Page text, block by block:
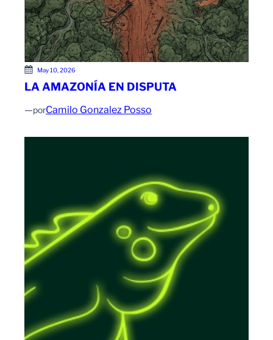
May 10, 2026
LA AMAZONÍA EN DISPUTA
—porCamilo Gonzalez Posso